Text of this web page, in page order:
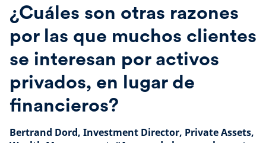
¿Cuáles son otras razones
por las que muchos clientes
se interesan por activos
privados, en lugar de
financieros?
Bertrand Dord, Investment Director, Private Assets,